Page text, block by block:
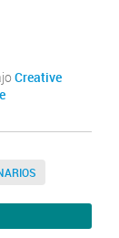
Creative